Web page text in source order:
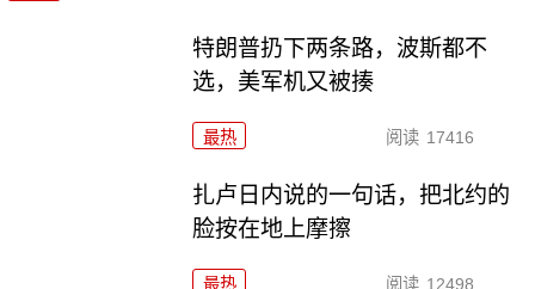
特朗普扔下两条路，波斯都不
选，美军机又被揍
最热 阅读 17416
扎卢日内说的一句话，把北约的
脸按在地上摩擦
最热 阅读 12498